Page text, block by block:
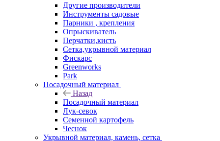
Другие производители
Инструменты садовые
Парники , крепления
Опрыскиватель
Перчатки,кисть
Сетка,укрывной материал
Фискарс
Greenworks
Park
Посадочный материал
Назад
Посадочный материал
Лук-севок
Семенной картофель
Чеснок
Укрывной материал, камень, сетка